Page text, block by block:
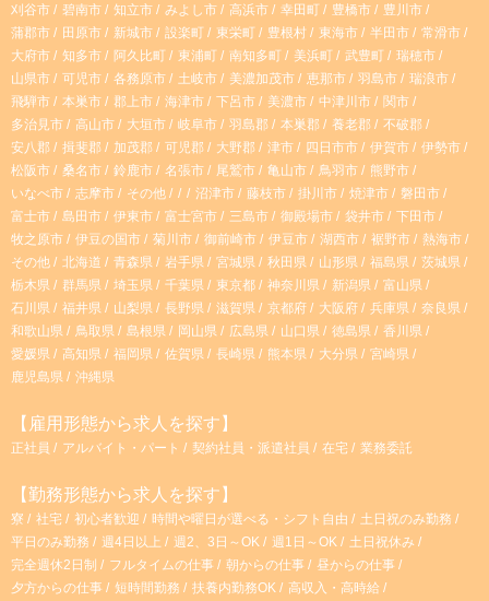
r
a
m
刈谷市
碧南市 知立市 みよし市 高浜市 幸田町 豊橋市
豊川市
蒲郡市
田原市 新城市 設楽町 東栄町 豊根村 東海市 半田市
常滑市
大府市
知多市 阿久比町 東浦町 南知多町 美浜町 武豊町
瑞穂市
山県市
可児市 各務原市 土岐市 美濃加茂市 恵那市 羽島市
瑞浪市
飛騨市
本巣市 郡上市 海津市 下呂市 美濃市 中津川市
関市
多治見市
高山市 大垣市 岐阜市 羽島郡 本巣郡 養老郡
不破郡
安八郡
揖斐郡 加茂郡 可児郡 大野郡 津市 四日市市 伊賀市
伊勢市
松阪市
桑名市 鈴鹿市 名張市 尾鷲市 亀山市 鳥羽市
熊野市
いなべ市
志摩市 その他 沼津市 藤枝市 掛川市 焼津市
磐田市
富士市
島田市 伊東市 富士宮市 三島市 御殿場市 袋井市
下田市
牧之原市
伊豆の国市 菊川市 御前崎市 伊豆市 湖西市 裾野市
熱海市
その他
北海道 青森県 岩手県 宮城県 秋田県 山形県 福島県
茨城県
栃木県
群馬県 埼玉県 千葉県 東京都 神奈川県 新潟県
富山県
石川県
福井県 山梨県 長野県 滋賀県 京都府 大阪府 兵庫県
奈良県
和歌山県
鳥取県 島根県 岡山県 広島県 山口県 徳島県
香川県
愛媛県
高知県 福岡県 佐賀県 長崎県 熊本県 大分県
宮崎県
鹿児島県
沖縄県
【雇用形態から求人を探す】
正社員 アルバイト・パート 契約社員・派遣社員 在宅 業務委託
【勤務形態から求人を探す】
寮 社宅 初心者歓迎 時間や曜日が選べる・シフト自由
土日祝のみ勤務
平日のみ勤務
週4日以上 週2、3日～OK 週1日～OK
土日祝休み
完全週休2日制
フルタイムの仕事 朝からの仕事
昼からの仕事
夕方からの仕事
短時間勤務 扶養内勤務OK 高収入・高時給